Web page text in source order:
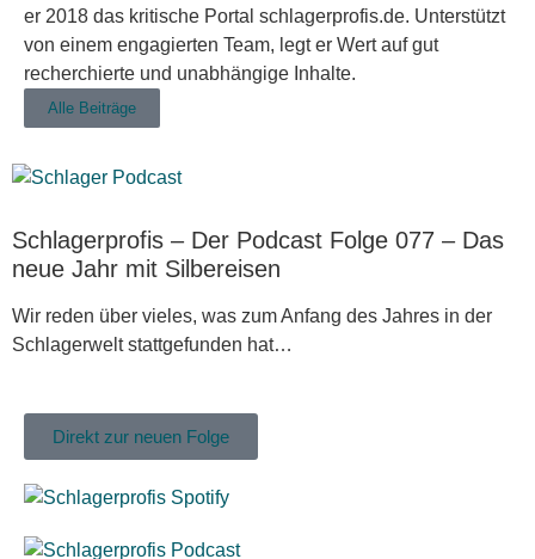
er 2018 das kritische Portal schlagerprofis.de. Unterstützt
von einem engagierten Team, legt er Wert auf gut
recherchierte und unabhängige Inhalte.
Alle Beiträge
Schlagerprofis – Der Podcast Folge 077 – Das
neue Jahr mit Silbereisen
Wir reden über vieles, was zum Anfang des Jahres in der
Schlagerwelt stattgefunden hat…
Direkt zur neuen Folge